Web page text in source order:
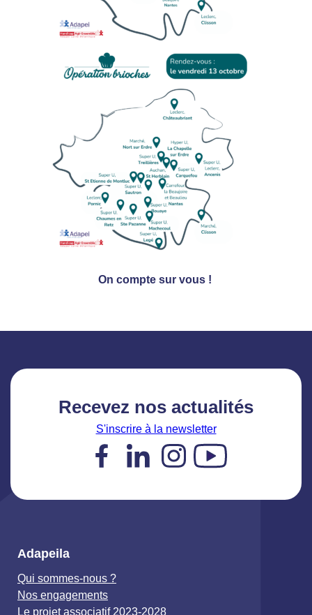
On compte sur vous !
Recevez nos actualités
S'inscrire à la newsletter
Facebook
LinkedIn
Instagram
YouTube
Adapeila
Qui sommes-nous ?
Nos engagements
Le projet associatif 2023-2028